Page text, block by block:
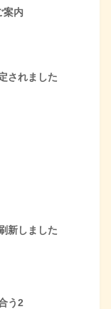
案内
されました
新しました
う2